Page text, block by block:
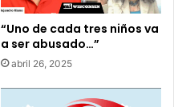
“Uno de cada tres niños va
a ser abusado…”
abril 26, 2025